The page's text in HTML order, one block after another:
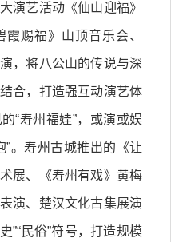
演艺活动《仙山迎福》
赐福》山顶音乐会、
，将八公山的传说与深
合，打造强互动演艺体
“寿州福娃”，或演或娱
”。寿州古城推出的《让
展、《寿州有戏》黄梅
演、楚汉文化古集展演
”“民俗”符号，打造规模